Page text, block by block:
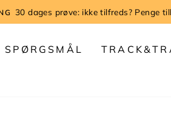
HURTIG
SPØRGSMÅL